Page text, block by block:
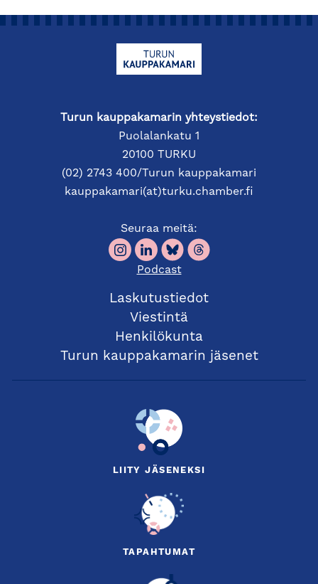
Turun kauppakamarin yhteystiedot:
Puolalankatu 1
20100 TURKU
(02) 2743 400/Turun kauppakamari
kauppakamari(at)turku.chamber.fi
Seuraa meitä:
Podcast
Laskutustiedot
Viestintä
Henkilökunta
Turun kauppakamarin jäsenet
LIITY JÄSENEKSI
TAPAHTUMAT